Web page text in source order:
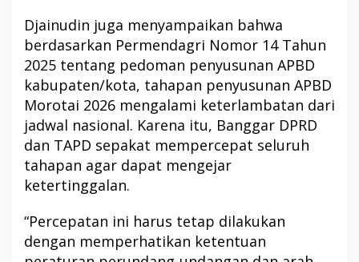
Djainudin juga menyampaikan bahwa
berdasarkan Permendagri Nomor 14 Tahun
2025 tentang pedoman penyusunan APBD
kabupaten/kota, tahapan penyusunan APBD
Morotai 2026 mengalami keterlambatan dari
jadwal nasional. Karena itu, Banggar DPRD
dan TAPD sepakat mempercepat seluruh
tahapan agar dapat mengejar
ketertinggalan.
“Percepatan ini harus tetap dilakukan
dengan memperhatikan ketentuan